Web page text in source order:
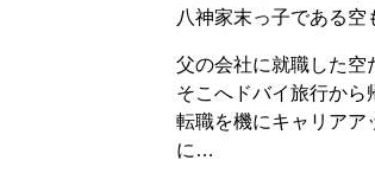
⼋神家末っ⼦である
⽗の会社に就職した空
そこへドバイ旅⾏から
転職を機にキャリアア
に…